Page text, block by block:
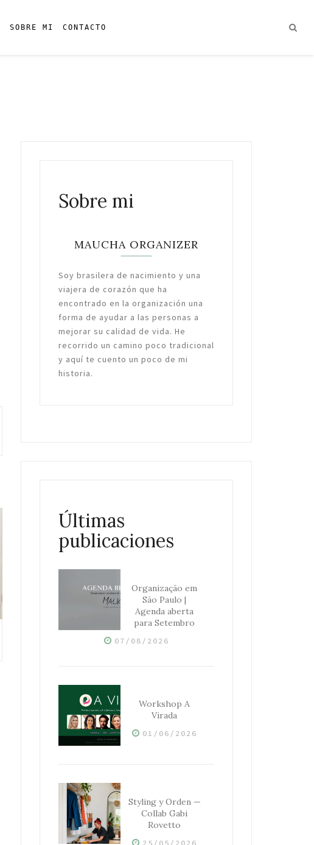
SOBRE MI CONTACTO
Sobre mi
MAUCHA ORGANIZER
Soy brasilera de nacimiento y una
viajera de corazón que ha
encontrado en la organización una
forma de ayudar a las personas a
mejorar su calidad de vida. He
recorrido un camino poco tradicional
y aquí te cuento un poco de mi
historia.
Últimas
publicaciones
Organização em
São Paulo |
Agenda aberta
para Setembro
07/08/2026
Workshop A
Virada
01/06/2026
Styling y Orden —
Collab Gabi
Rovetto
25/05/2026